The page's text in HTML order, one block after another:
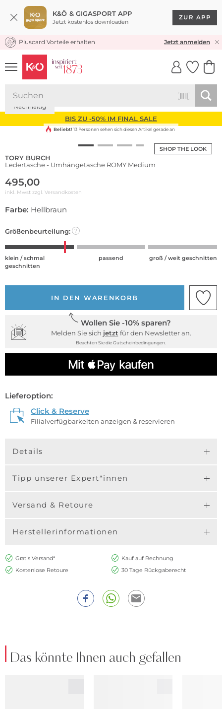
K&Ö & GIGASPORT APP
Jetzt kostenlos downloaden
ZUR APP
KOSTENLOSER VERSAND* & RÜCKVERSAND
Pluscard Vorteile erhalten Jetzt anmelden
UNSERE APP
CLICK &
BIS ZU -50% IM FINAL SALE
SHOP THE LOOK
Nachhaltig
Beliebt! 13 Personen sehen sich diesen Artikel gerade an
TORY BURCH
Ledertasche - Umhängetasche ROMY Medium
495,00
inkl. Mwst zzgl. Versandkosten
Farbe: Hellbraun
Größenbeurteilung: ?
klein / schmal
geschnitten
passend groß / weit geschnitten
IN DEN WARENKORB
Wollen Sie -10% sparen?
Melden Sie sich jetzt für den Newsletter an.
Beachten Sie die Gutscheinbedingungen.
Lieferoption:
Click & Reserve
Filialverfügbarkeiten anzeigen & reservieren
Details
Tipp unserer Expert*innen
Versand & Retoure
Herstellerinformationen
Gratis Versand*
Kauf auf Rechnung
Kostenlose Retoure
30 Tage Rückgaberecht
Das könnte Ihnen auch gefallen